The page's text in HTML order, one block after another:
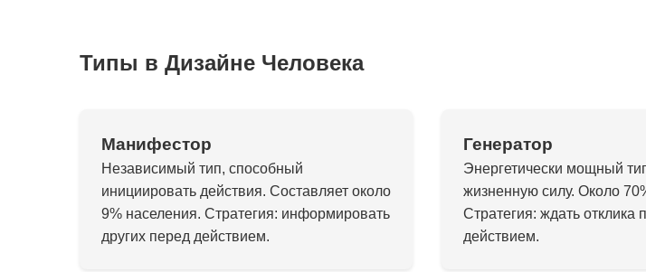
Типы в Дизайне Человека
Манифестор
Независимый тип, способный
инициировать действия. Составляет около
9% населения. Стратегия: информировать
других перед действием.
Генератор
Энергетически мощный
жизненную силу. Около
Стратегия: ждать отклика
действием.